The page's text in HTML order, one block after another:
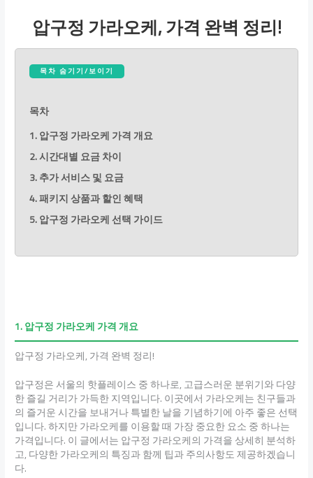
압구정 가라오케, 가격 완벽 정리!
목차 숨기기/보이기
목차
1. 압구정 가라오케 가격 개요
2. 시간대별 요금 차이
3. 추가 서비스 및 요금
4. 패키지 상품과 할인 혜택
5. 압구정 가라오케 선택 가이드
1. 압구정 가라오케 가격 개요
압구정 가라오케, 가격 완벽 정리!
압구정은 서울의 핫플레이스 중 하나로, 고급스러운 분위기와 다양
한 즐길 거리가 가득한 지역입니다. 이곳에서 가라오케는 친구들과
의 즐거운 시간을 보내거나 특별한 날을 기념하기에 아주 좋은 선택
입니다. 하지만 가라오케를 이용할 때 가장 중요한 요소 중 하나는
가격입니다. 이 글에서는 압구정 가라오케의 가격을 상세히 분석하
고, 다양한 가라오케의 특징과 함께 팁과 주의사항도 제공하겠습니
다.